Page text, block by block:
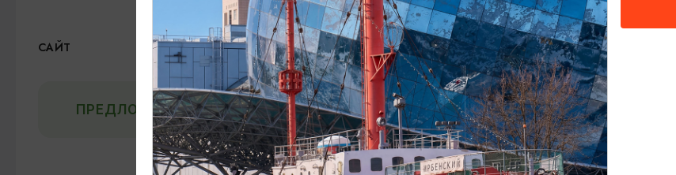
lager@yeltsin.pub
САЙТ ВКонтакте
ПРЕДЛОЖИТЬ ИНФОРМАЦИЮ